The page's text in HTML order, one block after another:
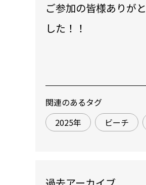
ご参加の皆様ありが
した！！
関連のあるタグ
2025年
ビーチ